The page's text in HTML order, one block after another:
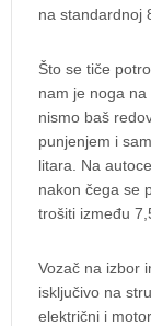
na standardnoj
Što se tiče
nam je noga
nismo baš
punjenjem i
litara. Na
nakon čega se
trošiti između
Vozač na izbor
isključivo na
električni i